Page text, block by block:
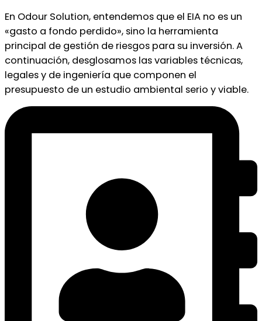
En Odour Solution, entendemos que el EIA no es un
«gasto a fondo perdido», sino la herramienta
principal de gestión de riesgos para su inversión. A
continuación, desglosamos las variables técnicas,
legales y de ingeniería que componen el
presupuesto de un estudio ambiental serio y viable.